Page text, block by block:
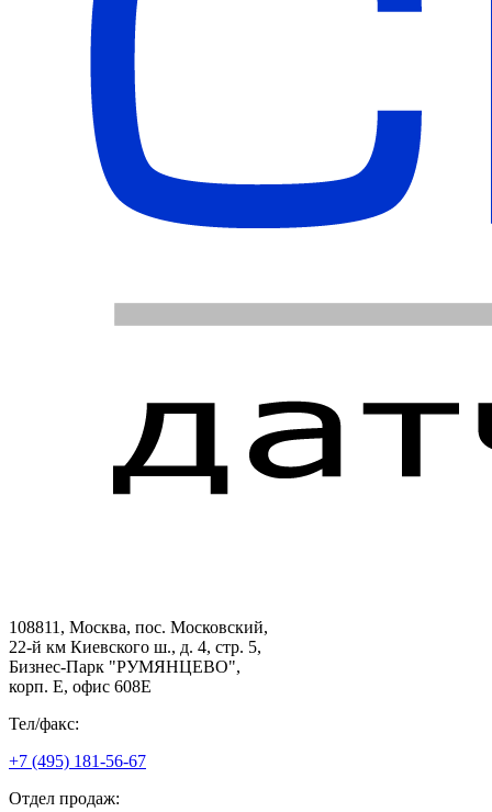
108811, Москва, пос. Московский,
22-й км Киевского ш., д. 4, стр. 5,
Бизнес-Парк "РУМЯНЦЕВО",
корп. Е, офис 608E
Тел/факс:
+7 (495) 181-56-67
Отдел продаж: